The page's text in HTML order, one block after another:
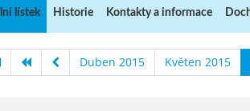
lístek Historie Kontakty a informace
Duben 2015 Květen 2015